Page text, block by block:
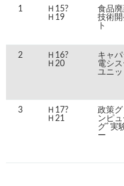
1
Ｈ15?
Ｈ19
食品
技術開
ト
2
Ｈ16?
Ｈ20
キャ
電シ
ユニッ
3
Ｈ17?
Ｈ21
政策グ
ンピ
グﾞ実
ー